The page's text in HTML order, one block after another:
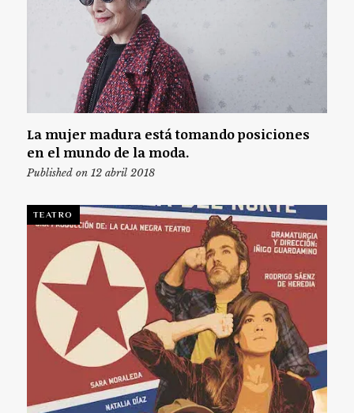
La mujer madura está tomando posiciones
en el mundo de la moda.
Published on 12 abril 2018
TEATRO